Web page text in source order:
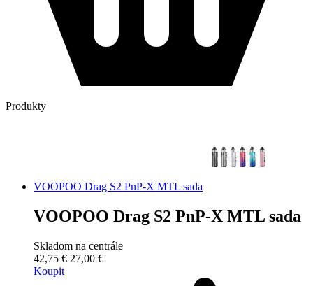
Produkty
VOOPOO Drag S2 PnP-X MTL sada
VOOPOO Drag S2 PnP-X MTL sada
Skladom na centrále
42,75 € 27,00 €
Koupit